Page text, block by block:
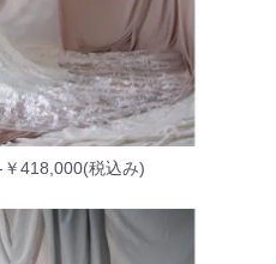
418,000(税込み)